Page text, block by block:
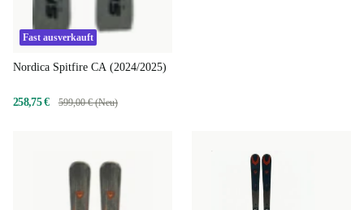
Fast ausverkauft
Nordica Spitfire CA (2024/2025)
258,75 € 599,00 € (Neu)